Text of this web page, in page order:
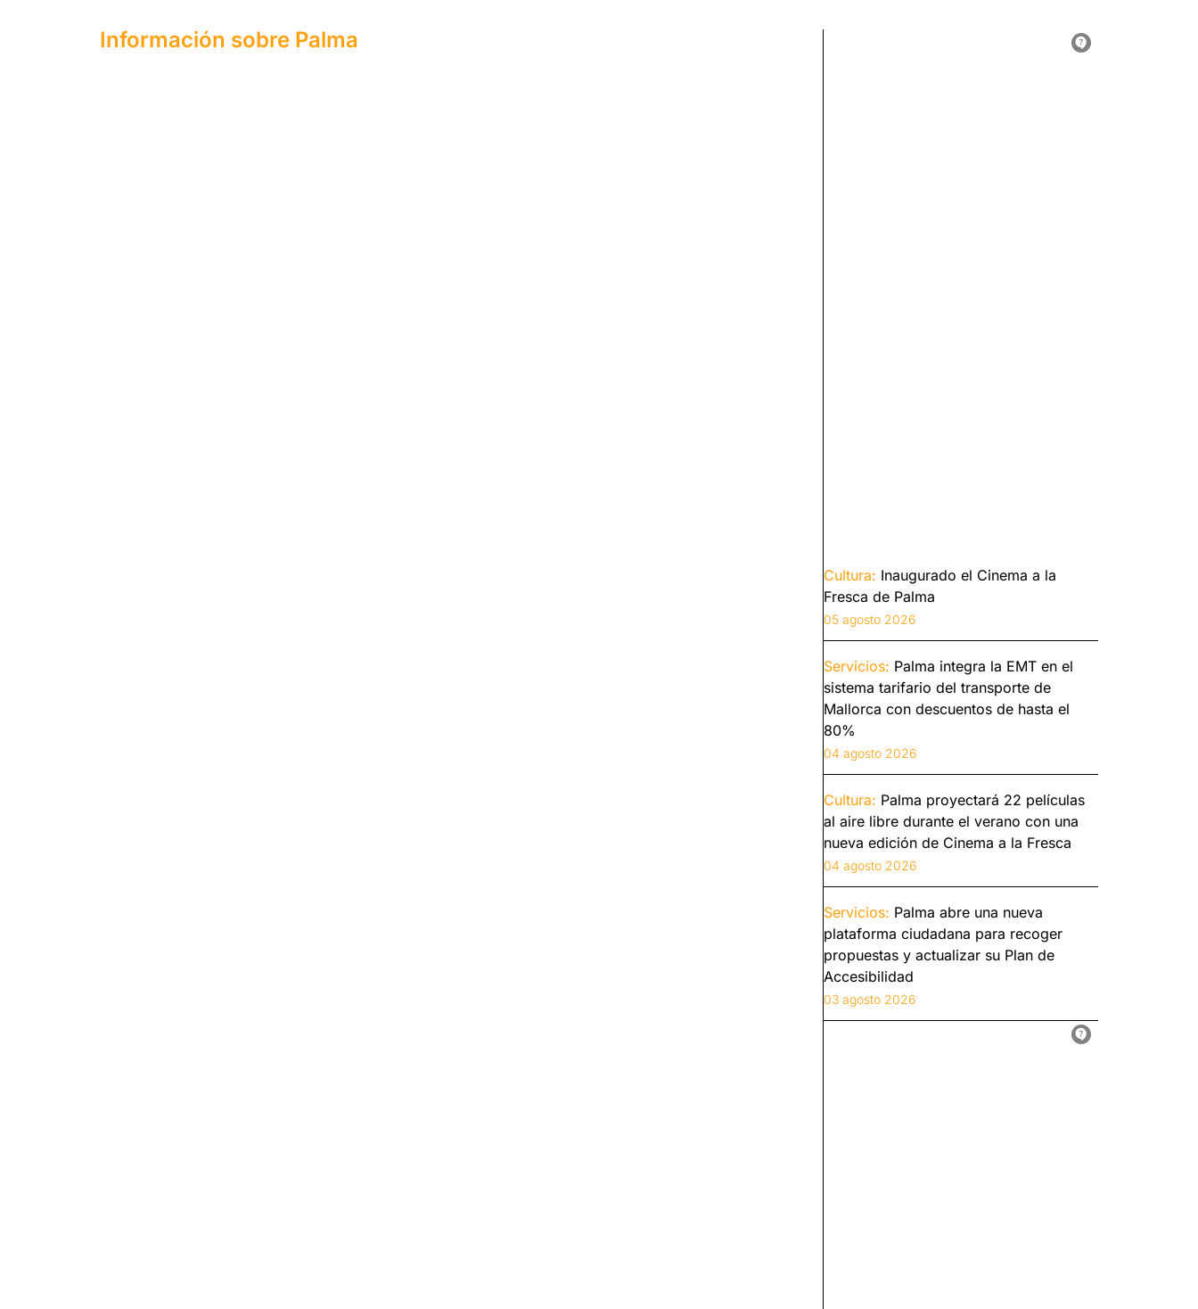
Información sobre Palma
Cultura: Inaugurado el Cinema a la
Fresca de Palma
05 agosto 2026
Servicios: Palma integra la EMT en el
sistema tarifario del transporte de
Mallorca con descuentos de hasta el
80%
04 agosto 2026
Cultura: Palma proyectará 22 películas
al aire libre durante el verano con una
nueva edición de Cinema a la Fresca
04 agosto 2026
Servicios: Palma abre una nueva
plataforma ciudadana para recoger
propuestas y actualizar su Plan de
Accesibilidad
03 agosto 2026